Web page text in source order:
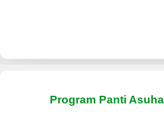
Program Panti